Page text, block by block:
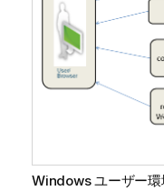
Windows ユーザー